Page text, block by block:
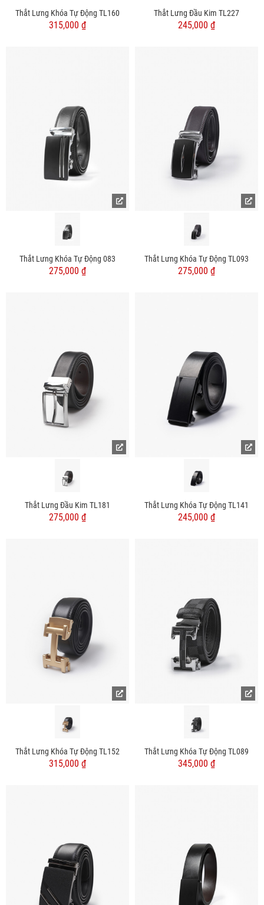
Thắt Lưng Khóa Tự Động TL160
315,000 ₫
Thắt Lưng Đầu Kim TL227
245,000 ₫
Thắt Lưng Khóa Tự Động 083
275,000 ₫
Thắt Lưng Khóa Tự Động TL093
275,000 ₫
Thắt Lưng Đầu Kim TL181
275,000 ₫
Thắt Lưng Khóa Tự Động TL141
245,000 ₫
Thắt Lưng Khóa Tự Động TL152
315,000 ₫
Thắt Lưng Khóa Tự Động TL089
345,000 ₫